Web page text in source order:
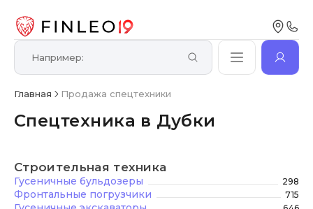
Главная Продажа спецтехники
Спецтехника в Дубки
Строительная техника
Гусеничные бульдозеры 298
Фронтальные погрузчики 715